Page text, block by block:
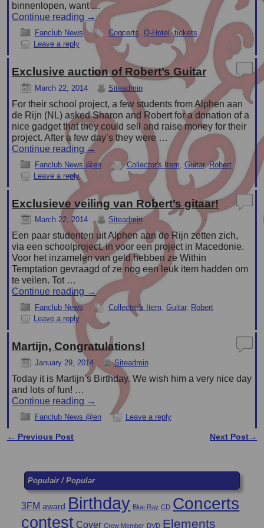
binnenlopen, want …
Continue reading →
Fanclub News Concerts, Q-Hotel ,tickets
Leave a reply
Exclusive auction of Robert’s Guitar
March 22, 2014 Siteadmin
For their school project, a few students from Alphen aan
de Rijn (NL) asked Sharon and Robert for a donation of a
nice gadget that they could sell and raise money for their
project. After a few day’s they were …
Continue reading →
Fanclub News @en Collector's Item Guitar,Robert
Leave a reply
Exclusieve veiling van Robert’s gitaar!
March 22, 2014 Siteadmin
Een paar studenten uit Alphen aan de Rijn zetten zich,
via een schoolproject, in voor een project in Macedonie.
Voor het inzamelen van geld hebben ze Within
Temptation gevraagd of ze nog een leuk item hadden om
te veilen. Tot …
Continue reading →
Fanclub News Collecter's Item, Guitar, Robert
Leave a reply
Martijn, Congratulations!
January 29, 2014 Siteadmin
Today it is Martijn’s Birthday. We wish him a very nice day
and lots of fun! …
Continue reading →
Fanclub News @en Leave a reply
Post navigation
← Previous Post Next Post→
Populair / Popular
3FM award Birthday Blue Ray CD Concerts
contest Cover Crew Member DVD Elements